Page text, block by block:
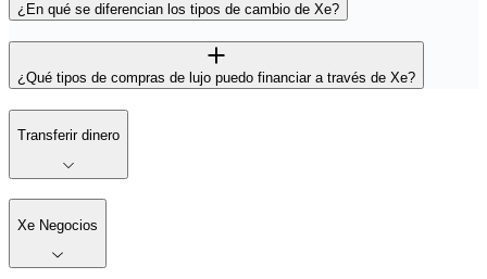
¿En qué se diferencian los tipos de cambio de Xe?
¿Qué tipos de compras de lujo puedo financiar a través de Xe?
Transferir dinero
Xe Negocios